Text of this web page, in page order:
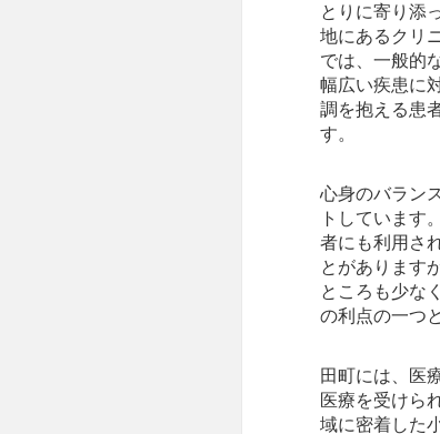
とりに寄り添
地にあるクリ
では、一般的
幅広い疾患に
調を抱える患
す。
心身のバラン
トしています
者にも利用さ
とがあります
ところも少な
の利点の一つ
田町には、医
医療を受けら
域に密着した